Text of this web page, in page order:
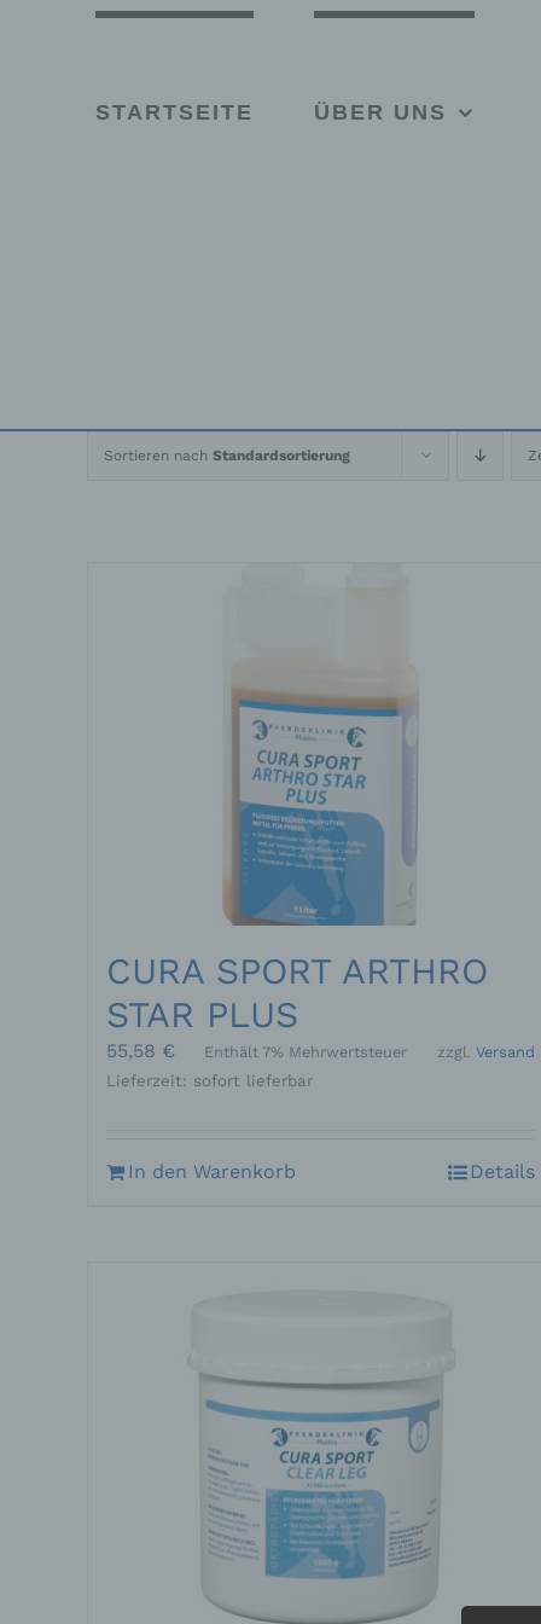
STARTSEITE ÜBER UNS
Sortieren nach Standardsortierung
CURA SPORT ARTHRO
STAR PLUS
55,58 € Enthält 7% Mehrwertsteuer zzgl. Versand
Lieferzeit: sofort lieferbar
In den Warenkorb Details